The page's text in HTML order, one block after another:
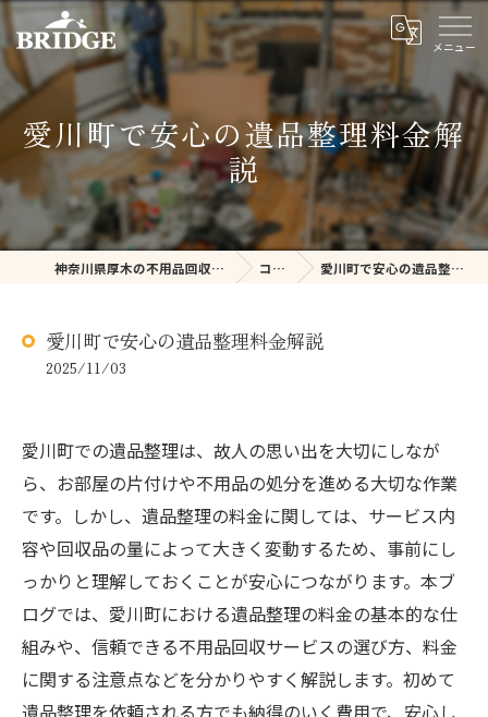
愛川町で安心の遺品整理料金解
説
神奈川県厚木の不用品回収ならBRIDGE コラム 愛川町で安心の遺品整理料金解説
愛川町で安心の遺品整理料金解説
2025/11/03
愛川町での遺品整理は、故人の思い出を大切にしなが
ら、お部屋の片付けや不用品の処分を進める大切な作業
です。しかし、遺品整理の料金に関しては、サービス内
容や回収品の量によって大きく変動するため、事前にし
っかりと理解しておくことが安心につながります。本ブ
ログでは、愛川町における遺品整理の料金の基本的な仕
組みや、信頼できる不用品回収サービスの選び方、料金
に関する注意点などを分かりやすく解説します。初めて
遺品整理を依頼される方でも納得のいく費用で、安心し